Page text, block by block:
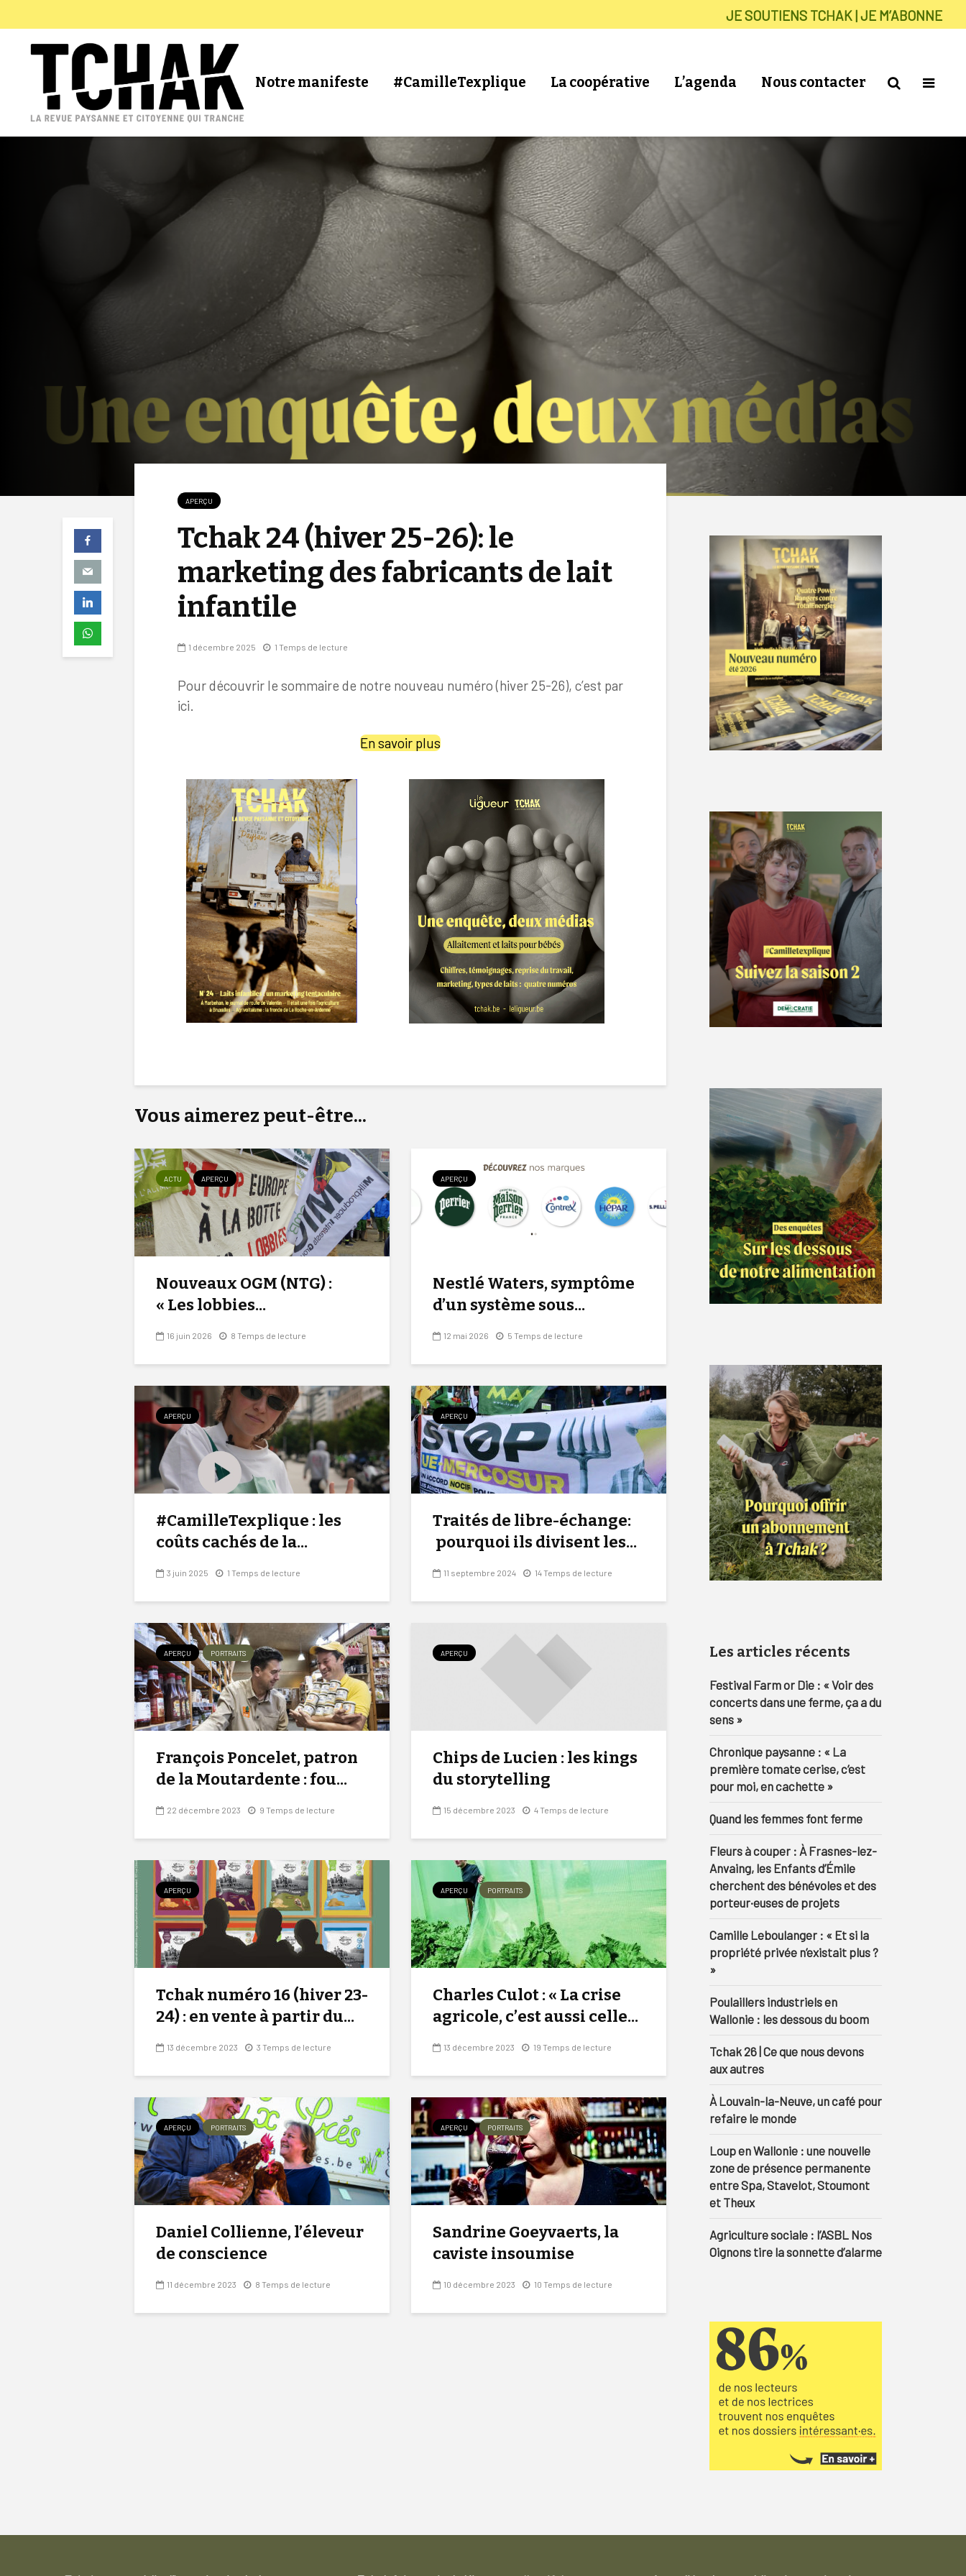
JE SOUTIENS TCHAK | JE M’ABONNE
Notre manifeste #CamilleTexplique La coopérative L’agenda Nous contacter
APERÇU
Tchak 24 (hiver 25-26): le
marketing des fabricants de lait
infantile
1 décembre 2025 1 Temps de lecture
Pour découvrir le sommaire de notre nouveau numéro (hiver 25-26), c’est par
ici.
En savoir plus
Vous aimerez peut-être...
ACTU APERÇU
Nouveaux OGM (NTG) :
« Les lobbies...
16 juin 2026 8 Temps de lecture
APERÇU
Nestlé Waters, symptôme
d’un système sous...
12 mai 2026 5 Temps de lecture
APERÇU
#CamilleTexplique : les
coûts cachés de la...
3 juin 2025 1 Temps de lecture
APERÇU
Traités de libre-échange:
pourquoi ils divisent les...
11 septembre 2024 14 Temps de lecture
APERÇU PORTRAITS
François Poncelet, patron
de la Moutardente : fou...
22 décembre 2023 9 Temps de lecture
APERÇU
Chips de Lucien : les kings
du storytelling
15 décembre 2023 4 Temps de lecture
APERÇU
Tchak numéro 16 (hiver 23-
24) : en vente à partir du...
13 décembre 2023 3 Temps de lecture
APERÇU PORTRAITS
Charles Culot : « La crise
agricole, c’est aussi celle...
13 décembre 2023 19 Temps de lecture
APERÇU PORTRAITS
Daniel Collienne, l’éleveur
de conscience
11 décembre 2023 8 Temps de lecture
APERÇU PORTRAITS
Sandrine Goeyvaerts, la
caviste insoumise
10 décembre 2023 10 Temps de lecture
Les articles récents
Festival Farm or Die : « Voir des
concerts dans une ferme, ça a du
sens »
Chronique paysanne : « La
première tomate cerise, c’est
pour moi, en cachette »
Quand les femmes font ferme
Fleurs à couper : À Frasnes-lez-
Anvaing, les Enfants d’Émile
cherchent des bénévoles et des
porteur·euses de projets
Camille Leboulanger : « Et si la
propriété privée n’existait plus ?
»
Poulaillers industriels en
Wallonie : les dessous du boom
Tchak 26 | Ce que nous devons
aux autres
À Louvain-la-Neuve, un café pour
refaire le monde
Loup en Wallonie : une nouvelle
zone de présence permanente
entre Spa, Stavelot, Stoumont
et Theux
Agriculture sociale : l’ASBL Nos
Oignons tire la sonnette d’alarme